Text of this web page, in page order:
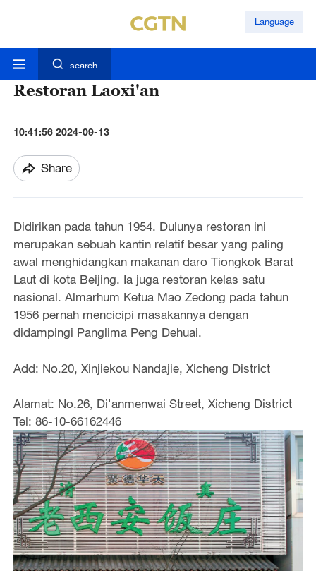
Language
search
Restoran Laoxi'an
10:41:56 2024-09-13
Share
Didirikan pada tahun 1954. Dulunya restoran ini
merupakan sebuah kantin relatif besar yang paling
awal menghidangkan makanan daro Tiongkok Barat
Laut di kota Beijing. Ia juga restoran kelas satu
nasional. Almarhum Ketua Mao Zedong pada tahun
1956 pernah mencicipi masakannya dengan
didampingi Panglima Peng Dehuai.
Add: No.20, Xinjiekou Nandajie, Xicheng District
Alamat: No.26, Di'anmenwai Street, Xicheng District
Tel: 86-10-66162446